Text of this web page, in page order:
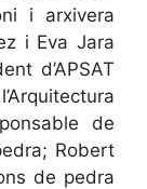
i arxivera
i Eva Jara
d’APSAT
de
Robert
de pedra